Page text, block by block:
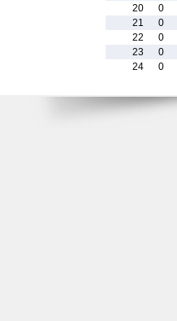
20
0
21
0
22
0
23
0
24
0